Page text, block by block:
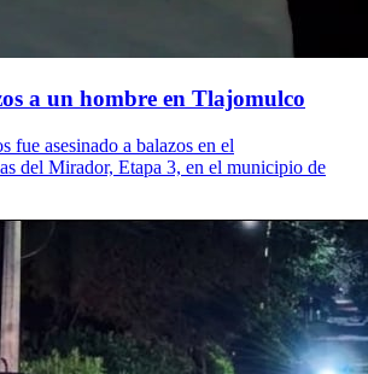
a un hombre en Tlajomulco
fue asesinado a balazos en el
del Mirador, Etapa 3, en el municipio de